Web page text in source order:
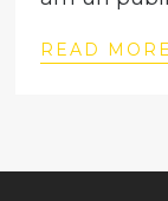
READ